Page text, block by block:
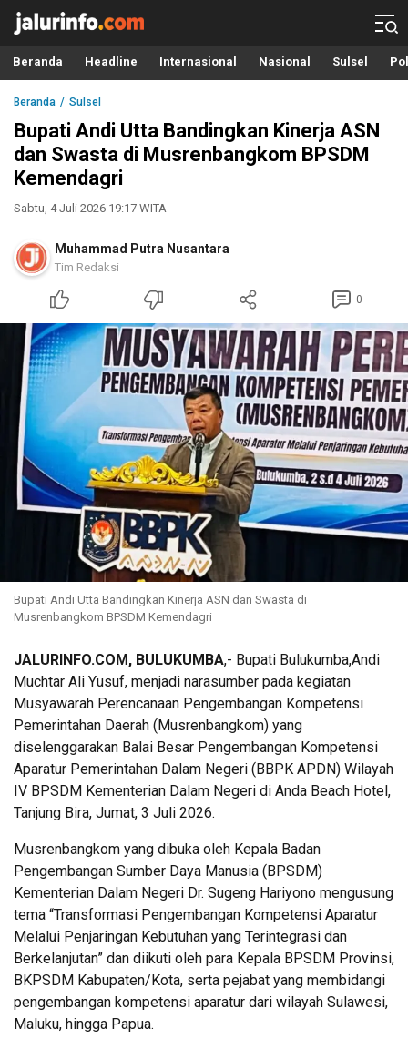
Info Terbaru, Berita Terkini Hari Ini, Jalurinfo.com
Terkini, Akurat dan Terpercaya
Beranda Headline Internasional Nasional Sulsel
Beranda Sulsel
Bupati Andi Utta Bandingkan Kinerja ASN
dan Swasta di Musrenbangkom BPSDM
Kemendagri
Sabtu, 4 Juli 2026 19:17 WITA
Muhammad Putra Nusantara
Tim Redaksi
0
Bupati Andi Utta Bandingkan Kinerja ASN dan Swasta di
Musrenbangkom BPSDM Kemendagri
JALURINFO.COM, BULUKUMBA,- Bupati Bulukumba,Andi
Muchtar Ali Yusuf, menjadi narasumber pada kegiatan
Musyawarah Perencanaan Pengembangan Kompetensi
Pemerintahan Daerah (Musrenbangkom) yang
diselenggarakan Balai Besar Pengembangan Kompetensi
Aparatur Pemerintahan Dalam Negeri (BBPK APDN) Wilayah
IV BPSDM Kementerian Dalam Negeri di Anda Beach Hotel,
Tanjung Bira, Jumat, 3 Juli 2026.
Musrenbangkom yang dibuka oleh Kepala Badan
Pengembangan Sumber Daya Manusia (BPSDM)
Kementerian Dalam Negeri Dr. Sugeng Hariyono mengusung
tema “Transformasi Pengembangan Kompetensi Aparatur
Melalui Penjaringan Kebutuhan yang Terintegrasi dan
Berkelanjutan” dan diikuti oleh para Kepala BPSDM Provinsi,
BKPSDM Kabupaten/Kota, serta pejabat yang membidangi
pengembangan kompetensi aparatur dari wilayah Sulawesi,
Maluku, hingga Papua.